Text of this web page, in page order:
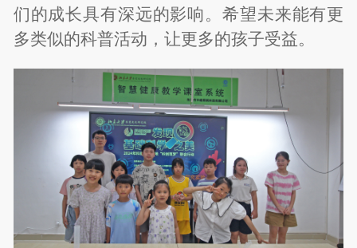
们的成长具有深远的影响。希望未来能有更
多类似的科普活动，让更多的孩子受益。